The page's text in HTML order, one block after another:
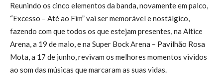
Reunindo os cinco elementos da banda, novamente em palco,
“Excesso – Até ao Fim” vai ser memorável e nostálgico,
fazendo com que todos os que estejam presentes, na Altice
Arena, a 19 de maio, e na Super Bock Arena – Pavilhão Rosa
Mota, a 17 de junho, revivam os melhores momentos vividos
ao som das músicas que marcaram as suas vidas.